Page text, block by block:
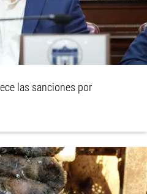
las sanciones por